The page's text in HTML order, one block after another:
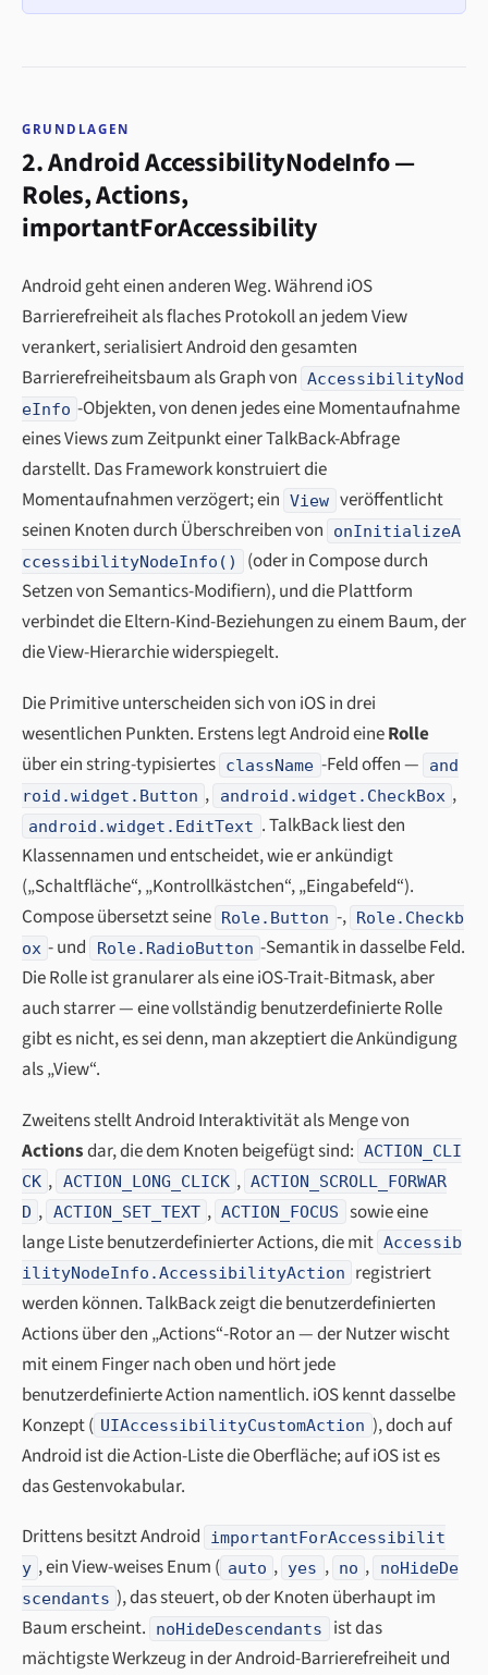
GRUNDLAGEN
2. Android AccessibilityNodeInfo —
Roles, Actions,
importantForAccessibility
Android geht einen anderen Weg. Während iOS
Barrierefreiheit als flaches Protokoll an jedem View
verankert, serialisiert Android den gesamten
Barrierefreiheitsbaum als Graph von AccessibilityNod
eInfo -Objekten, von denen jedes eine Momentaufnahme
eines Views zum Zeitpunkt einer TalkBack-Abfrage
darstellt. Das Framework konstruiert die
Momentaufnahmen verzögert; ein View veröffentlicht
seinen Knoten durch Überschreiben von
onInitializeA
ccessibilityNodeInfo()
(oder in Compose durch
Setzen von Semantics-Modifiern), und die Plattform
verbindet die Eltern-Kind-Beziehungen zu einem Baum, der
die View-Hierarchie widerspiegelt.
Die Primitive unterscheiden sich von iOS in drei
wesentlichen Punkten. Erstens legt Android eineRolle
über ein string-typisiertes className -Feld offen —
and
roid.widget.Button , android.widget.CheckBox ,
android.widget.EditText . TalkBack liest den
Klassennamen und entscheidet, wie er ankündigt
(„Schaltfläche“, „Kontrollkästchen“, „Eingabefeld“).
Compose übersetzt seine Role.Button -, Role.Checkb
ox - und Role.RadioButton -Semantik in dasselbe Feld.
Die Rolle ist granularer als eine iOS-Trait-Bitmask, aber
auch starrer — eine vollständig benutzerdefinierte Rolle
gibt es nicht, es sei denn, man akzeptiert die Ankündigung
als „View“.
Zweitens stellt Android Interaktivität als Menge von
Actionsdar, die dem Knoten beigefügt sind: ACTION_CLI
CK , ACTION_LONG_CLICK , ACTION_SCROLL_FORWAR
D , ACTION_SET_TEXT , ACTION_FOCUS
sowie eine
lange Liste benutzerdefinierter Actions, die mit Accessib
ilityNodeInfo.AccessibilityAction
registriert
werden können. TalkBack zeigt die benutzerdefinierten
Actions über den „Actions“-Rotor an — der Nutzer wischt
mit einem Finger nach oben und hört jede
benutzerdefinierte Action namentlich. iOS kennt dasselbe
Konzept ( UIAccessibilityCustomAction ), doch auf
Android istdie Action-Liste die Oberfläche; auf iOS ist es
das Gestenvokabular.
Drittens besitzt Android
importantForAccessibilit
y , ein View-weises Enum ( auto , yes , no ,
noHideDe
scendants ), das steuert, ob der Knoten überhaupt im
Baum erscheint.
noHideDescendants
ist das
mächtigste Werkzeug in der Android-Barrierefreiheit und